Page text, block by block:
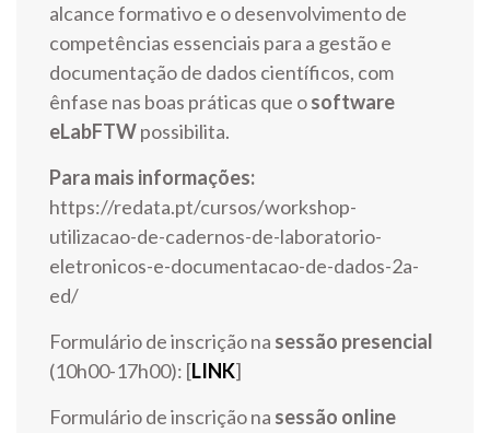
alcance formativo e o desenvolvimento de
competências essenciais para a gestão e
documentação de dados científicos, com
ênfase nas boas práticas que osoftware
eLabFTWpossibilita.
Para mais informações:
https://redata.pt/cursos/workshop-
utilizacao-de-cadernos-de-laboratorio-
eletronicos-e-documentacao-de-dados-2a-
ed/
Formulário de inscrição na sessão presencial
(10h00-17h00): [LINK]
Formulário de inscrição na sessão online